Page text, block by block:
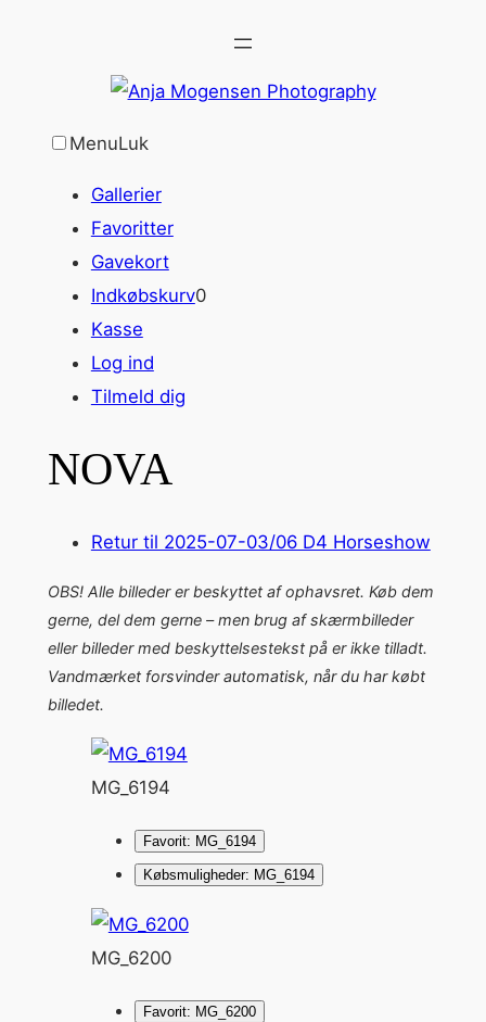
MenuLuk
Gallerier
Favoritter
Gavekort
Indkøbskurv0
Kasse
Log ind
Tilmeld dig
NOVA
Retur til 2025-07-03/06 D4 Horseshow
OBS! Alle billeder er beskyttet af ophavsret. Køb dem
gerne, del dem gerne – men brug af skærmbilleder
eller billeder med beskyttelsestekst på er ikke tilladt.
Vandmærket forsvinder automatisk, når du har købt
billedet.
MG_6194
Favorit: MG_6194
Købsmuligheder: MG_6194
MG_6200
Favorit: MG_6200